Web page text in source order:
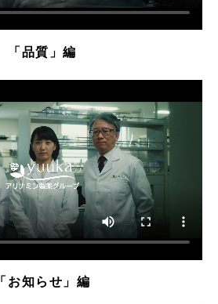
「品質」編
「お知らせ」編